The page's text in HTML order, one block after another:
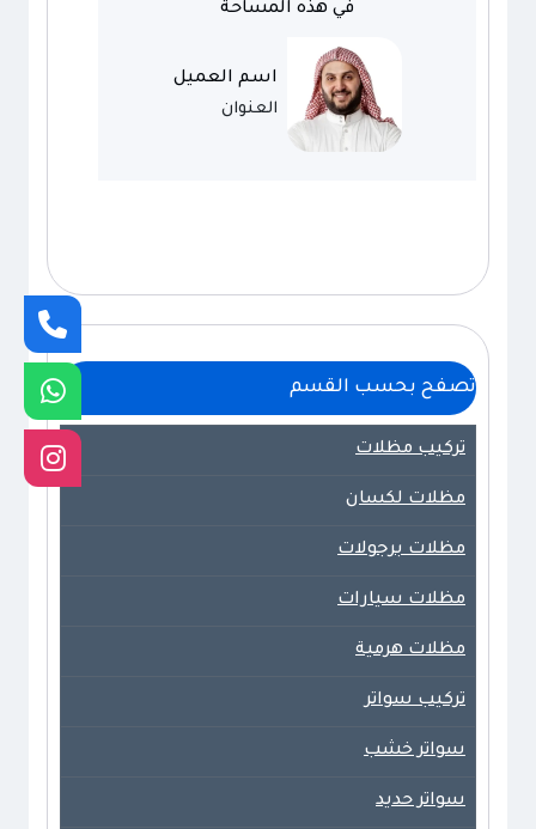
في هذه المساحة
اسم العميل
العنوان
تصفح بحسب القسم
تركيب مظلات
مظلات لكسان
مظلات برجولات
مظلات سيارات
مظلات هرمية
تركيب سواتر
سواتر خشب
سواتر حديد